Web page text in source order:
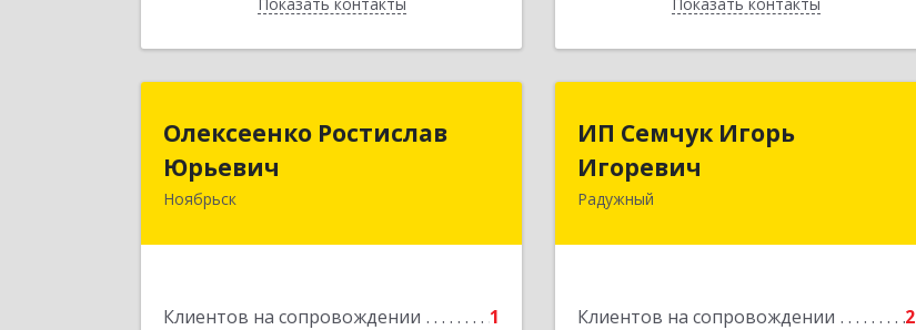
Олексеенко Ростислав
Юрьевич
Ноябрьск
Клиентов на сопровождении 1
Юрьевич
ИП Семчук Игорь
Игоревич
Радужный
Клиентов на сопровождении 2
Игоревич
628464, ХМАО-Югра, г. Радужный, 1